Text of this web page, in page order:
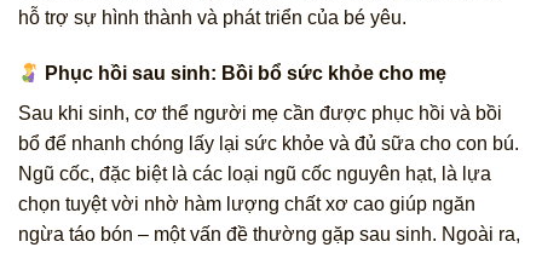
hỗ trợ sự hình thành và phát triển của bé yêu.
Phục hồi sau sinh: Bồi bổ sức khỏe cho mẹ
Sau khi sinh, cơ thể người mẹ cần được phục hồi và bồi
bổ để nhanh chóng lấy lại sức khỏe và đủ sữa cho con bú.
Ngũ cốc, đặc biệt là các loại ngũ cốc nguyên hạt, là lựa
chọn tuyệt vời nhờ hàm lượng chất xơ cao giúp ngăn
ngừa táo bón – một vấn đề thường gặp sau sinh. Ngoài ra,